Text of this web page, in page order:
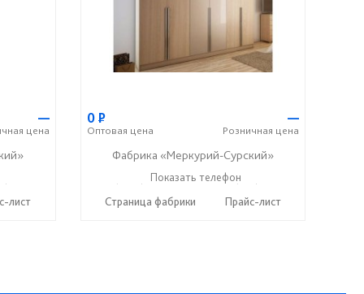
—
цена
400-89-79
лист
0Р
Оптовая цена
—
Розничная цена
Фабрика «Меркурий-Сурский»
+7 (8415) 73-05-06 ☎+7 (937) 400-89-79
Показать телефон
Страница фабрики
Прайс-лист